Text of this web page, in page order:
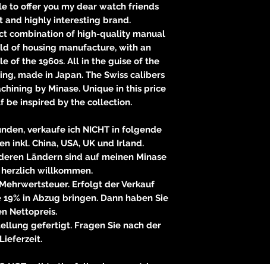
to offer you my dear watch friends
and highly interesting brand.
combination of high-quality manual
of housing manufacture, with an
of the 1960s. All in the guise of the
made in Japan. The Swiss calibers
by Minase. Unique in this price
be inspired by the collection.
verkaufe ich NICHT in folgende
inkl. China, USA, UK und Irland.
Ländern sind auf meinen Minase
willkommen.
Erfolgt der Verkauf
in Abzug bringen. Dann haben Sie
Nettopreis.
gefertigt. Fragen Sie nach der
Lieferzeit.